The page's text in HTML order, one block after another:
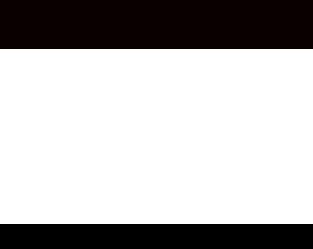
السكرتير التنفيذي لتجمع دول الساحل والصحراء